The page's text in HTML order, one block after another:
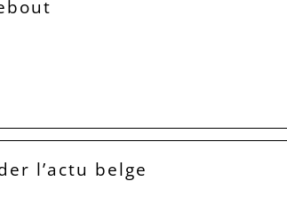
l’actu belge